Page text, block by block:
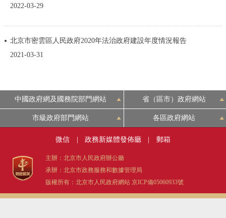
決策公開
個人服務
仲介服務 陽光政務
12345網上接訴即辦 我要諮詢
參與調查 線上訪談 圖説互動
2022-03-29
北京市密雲區人民政府2020年法治政府建設年度情況報告
2021-03-31
中國政府網及國務院部門網站 省（區市）政府網站
市級政府部門網站 各區政府網站
微信 政務新媒體發佈廳 郵箱
主辦：北京市人民政府辦公廳
承辦：北京市政務服務和數據管理局
版權所有：北京市人民政府網站 京ICP備05060933號